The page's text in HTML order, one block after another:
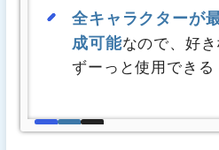
全キャラクターが
成可能なので、好
ずーっと使用できる